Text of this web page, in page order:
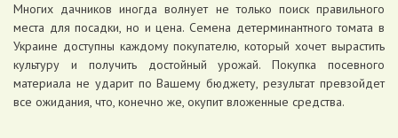
Многих дачников иногда волнует не только поиск правильного
места для посадки, но и цена. Семена детерминантного томата в
Украине доступны каждому покупателю, который хочет вырастить
культуру и получить достойный урожай. Покупка посевного
материала не ударит по Вашему бюджету, результат превзойдет
все ожидания, что, конечно же, окупит вложенные средства.